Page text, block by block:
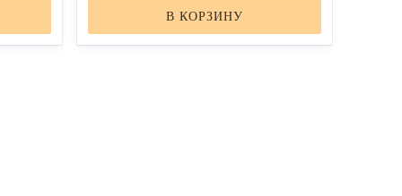
В КОРЗИНУ